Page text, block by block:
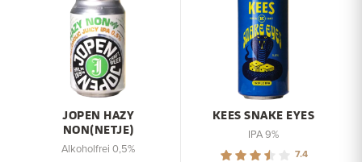
JOPEN HAZY
NON(NETJE)
Alkoholfrei 0,5%
KEES SNAKE EYES
IPA 9%
7.4